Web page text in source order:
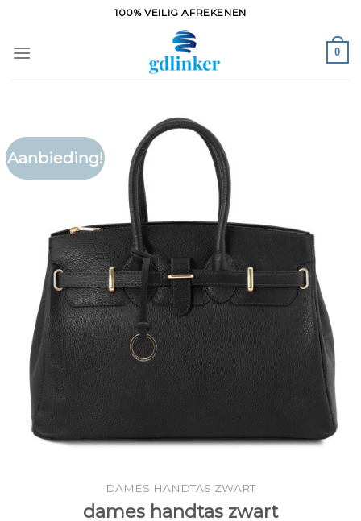
inhoud
100% VEILIG AFREKENEN
0
Aanbieding!
DAMES HANDTAS ZWART
dames handtas zwart